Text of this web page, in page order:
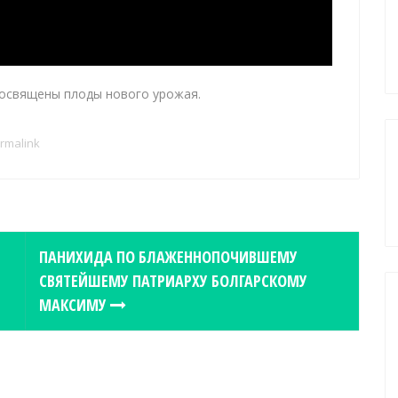
плоды нового урожая.
ПАНИХИДА ПО БЛАЖЕННОПОЧИВШЕМУ
СВЯТЕЙШЕМУ ПАТРИАРХУ БОЛГАРСКОМУ
МАКСИМУ